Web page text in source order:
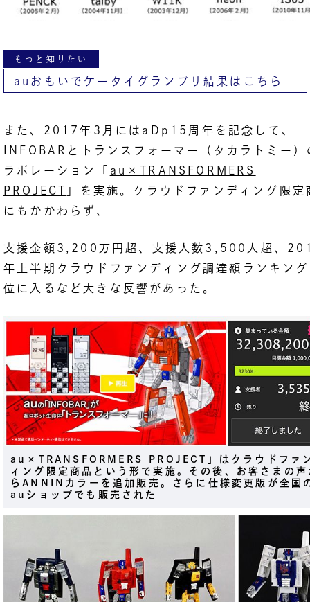
もっと知りたい
auおもいでケータイグランプリ結果はこちら
また、2017年3月にはaDp15周年を記念して、
INFOBARとトランスフォーマー（タカラトミー）
ラボレーション「 au×TRANSFORMERS
PROJECT
」を実施。クラウドファンディング限定
にもかかわらず、
支援金額3,200万円超、支援人数3,500人超、
年上半期クラウドファンディング調達額ランキン
位に入るなど大きな反響があった。
au×TRANSFORMERS PROJECT」はクラウドファ
ィング限定商品という形で実施。その後、お客さまの声
らANNINカラーを追加販売。さらに仕様変更版が全国
auショップでも販売された